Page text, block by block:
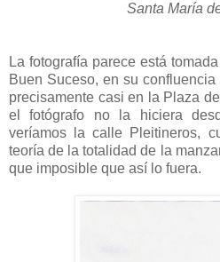
Santa María
La fotografía parece está
Buen Suceso, en su
precisamente casi en la Plaza
el fotógrafo no la hiciera
veríamos la calle Pleitineros,
teoría de la totalidad de la
que imposible que así lo fuera.